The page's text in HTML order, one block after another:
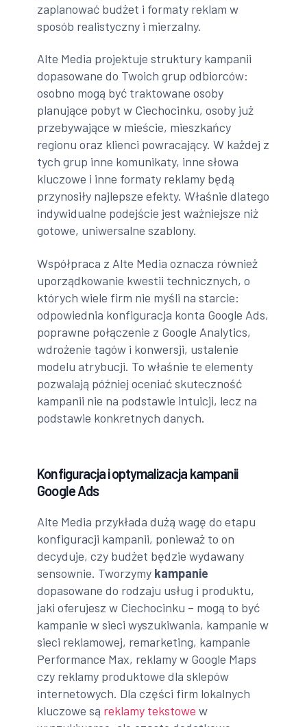
zaplanować budżet i formaty reklam w
sposób realistyczny i mierzalny.
Alte Media projektuje struktury kampanii
dopasowane do Twoich grup odbiorców:
osobno mogą być traktowane osoby
planujące pobyt w Ciechocinku, osoby już
przebywające w mieście, mieszkańcy
regionu oraz klienci powracający. W każdej z
tych grup inne komunikaty, inne słowa
kluczowe i inne formaty reklamy będą
przynosiły najlepsze efekty. Właśnie dlatego
indywidualne podejście jest ważniejsze niż
gotowe, uniwersalne szablony.
Współpraca z Alte Media oznacza również
uporządkowanie kwestii technicznych, o
których wiele firm nie myśli na starcie:
odpowiednia konfiguracja konta Google Ads,
poprawne połączenie z Google Analytics,
wdrożenie tagów i konwersji, ustalenie
modelu atrybucji. To właśnie te elementy
pozwalają później oceniać skuteczność
kampanii nie na podstawie intuicji, lecz na
podstawie konkretnych danych.
Konfiguracja i optymalizacja kampanii
Google Ads
Alte Media przykłada dużą wagę do etapu
konfiguracji kampanii, ponieważ to on
decyduje, czy budżet będzie wydawany
sensownie. Tworzymy kampanie
dopasowane do rodzaju usług i produktu,
jaki oferujesz w Ciechocinku – mogą to być
kampanie w sieci wyszukiwania, kampanie w
sieci reklamowej, remarketing, kampanie
Performance Max, reklamy w Google Maps
czy reklamy produktowe dla sklepów
internetowych. Dla części firm lokalnych
kluczowe są reklamy tekstowe w